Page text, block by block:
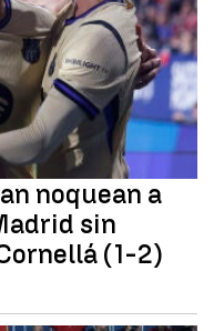
noquean a
sin
(1-2)